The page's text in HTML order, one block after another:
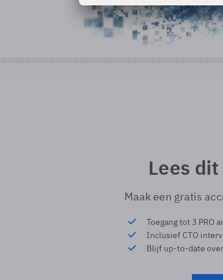
Lees
Maak een gratis
Toegang tot 3 PRO
Inclusief CTO
Blijf up-to-date